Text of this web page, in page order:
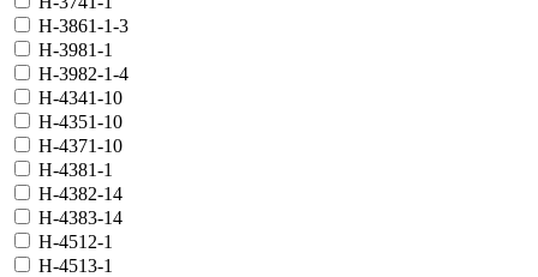
H-3861-1-3
H-3981-1
H-3982-1-4
H-4341-10
H-4351-10
H-4371-10
H-4381-1
H-4382-14
H-4383-14
H-4512-1
H-4513-1